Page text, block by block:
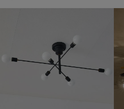
ホワイト球の2種類ございます。